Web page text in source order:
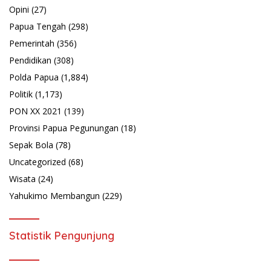
Opini (27)
Papua Tengah (298)
Pemerintah (356)
Pendidikan (308)
Polda Papua (1,884)
Politik (1,173)
PON XX 2021 (139)
Provinsi Papua Pegunungan (18)
Sepak Bola (78)
Uncategorized (68)
Wisata (24)
Yahukimo Membangun (229)
Statistik Pengunjung